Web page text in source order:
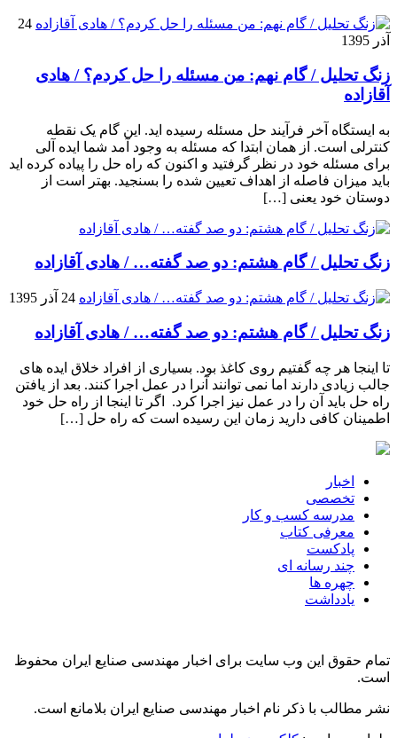
24
آذر 1395
زنگ تحلیل / گام نهم: من مسئله را حل کردم؟ / هادی
آقازاده
به ایستگاه آخر فرآیند حل مسئله رسیده اید. این گام یک نقطه
کنترلی است. از همان ابتدا که مسئله به وجود آمد شما ایده آلی
برای مسئله خود در نظر گرفتید و اکنون که راه حل را پیاده کرده اید
باید میزان فاصله از اهداف تعیین شده را بسنجید. بهتر است از
دوستان خود یعنی […]
زنگ تحلیل / گام هشتم: دو صد گفته… / هادی آقازاده
24 آذر 1395
زنگ تحلیل / گام هشتم: دو صد گفته… / هادی آقازاده
تا اینجا هر چه گفتیم روی کاغذ بود. بسیاری از افراد خلاق ایده های
جالب زیادی دارند اما نمی توانند آنرا در عمل اجرا کنند. بعد از یافتن
راه حل باید آن را در عمل نیز اجرا کرد. اگر تا اینجا از راه حل خود
اطمینان کافی دارید زمان این رسیده است که راه حل […]
اخبار
تخصصی
مدرسه کسب و کار
معرفی کتاب
پادکست
چند رسانه ای
چهره ها
یادداشت
تمام حقوق این وب سایت برای اخبار مهندسی صنایع ایران محفوظ
است.
نشر مطالب با ذکر نام اخبار مهندسی صنایع ایران بلامانع است.